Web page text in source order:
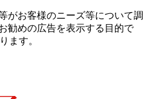
がお客様のニーズ等について調
勧めの広告を表⽰する⽬的で
ます。